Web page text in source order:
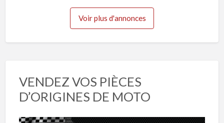
Voir plus d'annonces
VENDEZ VOS PIÈCES
D’ORIGINES DE MOTO